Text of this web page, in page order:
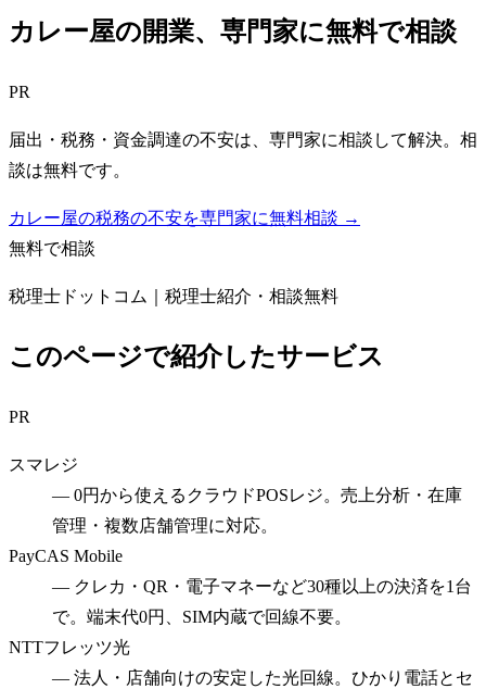
カレー屋の開業、専門家に無料で相談
PR
届出・税務・資金調達の不安は、専門家に相談して解決。相
談は無料です。
カレー屋の税務の不安を専門家に無料相談 →
無料で相談
税理士ドットコム｜税理士紹介・相談無料
このページで紹介したサービス
PR
スマレジ
— 0円から使えるクラウドPOSレジ。売上分析・在庫
管理・複数店舗管理に対応。
PayCAS Mobile
— クレカ・QR・電子マネーなど30種以上の決済を1台
で。端末代0円、SIM内蔵で回線不要。
NTTフレッツ光
— 法人・店舗向けの安定した光回線。ひかり電話とセ